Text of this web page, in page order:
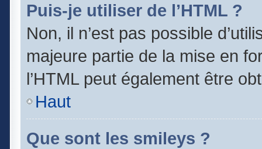
Puis-je utiliser de l’HTML ?
Non, il n’est pas possible
majeure partie de la mise en
l’HTML peut également être
Haut
Que sont les smileys ?